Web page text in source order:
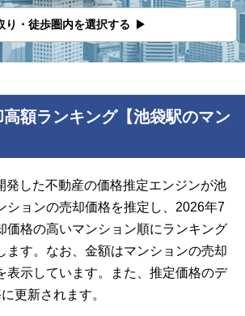
り・徒歩圏内を選択する
額ランキング【池袋駅のマン
発した不動産の価格推定エンジンが池
ションの売却価格を推定し、2026年7
価格の高いマンション順にランキング
ます。なお、金額はマンションの売却
表示しています。また、推定価格のデ
更新されます。